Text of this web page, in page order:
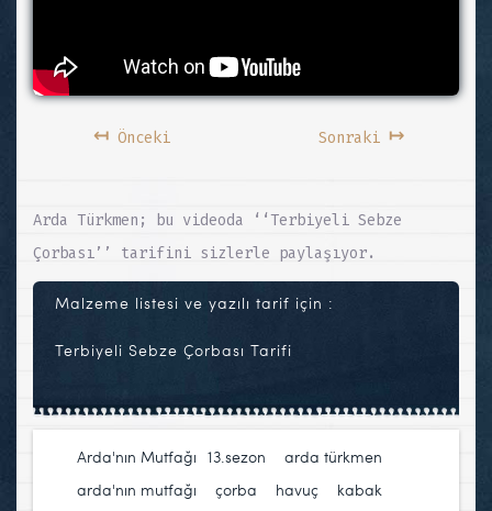
↤Önceki Sonraki ↦
Arda Türkmen; bu videoda ‘‘Terbiyeli Sebze
Çorbası’’ tarifini sizlerle paylaşıyor.
Malzeme listesi ve yazılı tarif için :
Terbiyeli Sebze Çorbası Tarifi
Arda'nın Mutfağı 13.sezon arda türkmen
arda'nın mutfağı
çorba havuç kabak